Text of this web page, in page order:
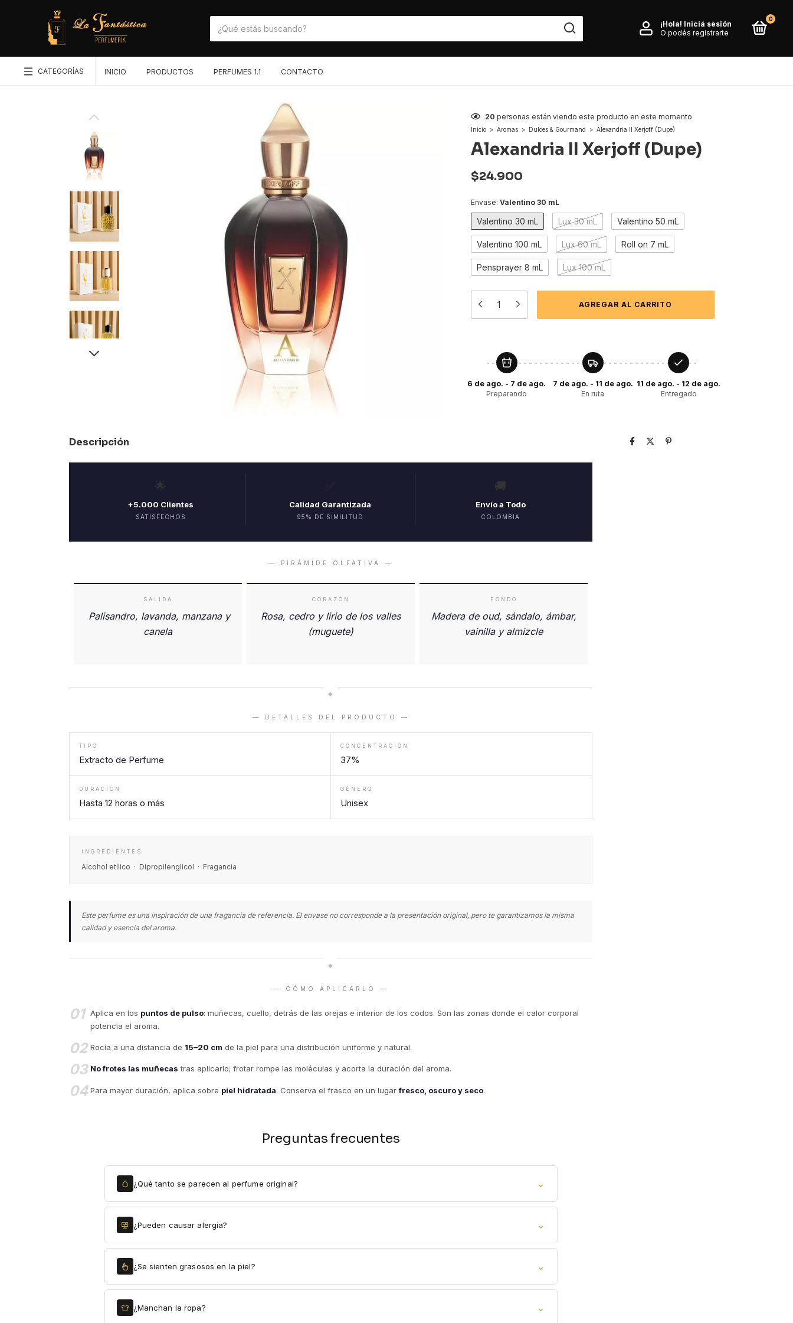
¡Hola! Iniciá sesión
O podés registrarte
0
CATEGORÍAS INICIO PRODUCTOS PERFUMES 1.1 CONTACTO
20 personas están viendo este producto en este momento
Inicio > Aromas > Dulces & Gourmand > Alexandria II Xerjoff (Dupe)
Alexandria II Xerjoff (Dupe)
$24.900
Envase: Valentino 30 mL
Valentino 30 mL Lux 30 mL Valentino 50 mL
Valentino 100 mL Lux 60 mL Roll on 7 mL
Pensprayer 8 mL Lux 100 mL
6 de ago. - 7 de ago.
Preparando
7 de ago. - 11 de ago.
En ruta
11 de ago. - 12 de ago.
Entregado
Descripción
🌟
+5.000 Clientes
SATISFECHOS
Calidad Garantizada
95% DE SIMILITUD
🚚
Envío a Todo
COLOMBIA
— PIRÁMIDE OLFATIVA —
SALIDA
Palisandro, lavanda, manzana y
canela
CORAZÓN
Rosa, cedro y lirio de los valles
(muguete)
FONDO
Madera de oud, sándalo, ámbar,
vainilla y almizcle
◆
— DETALLES DEL PRODUCTO —
TIPO
Extracto de Perfume
CONCENTRACIÓN
37%
DURACIÓN
Hasta 12 horas o más
GÉNERO
Unisex
INGREDIENTES
Alcohol etílico · Dipropilenglicol · Fragancia
Este perfume es una inspiración de una fragancia de referencia. El envase no corresponde a la presentación original, pero te garantizamos la misma
calidad y esencia del aroma.
◆
— CÓMO APLICARLO —
01 Aplica en los puntos de pulso: muñecas, cuello, detrás de las orejas e interior de los codos. Son las zonas donde el calor corporal
potencia el aroma.
02 Rocía a una distancia de 15–20 cm de la piel para una distribución uniforme y natural.
03 No frotes las muñecas tras aplicarlo; frotar rompe las moléculas y acorta la duración del aroma.
04 Para mayor duración, aplica sobre piel hidratada. Conserva el frasco en un lugarfresco, oscuro y seco.
Preguntas frecuentes
¿Qué tanto se parecen al perfume original? ⌄
¿Pueden causar alergia? ⌄
¿Se sienten grasosos en la piel? ⌄
¿Manchan la ropa? ⌄